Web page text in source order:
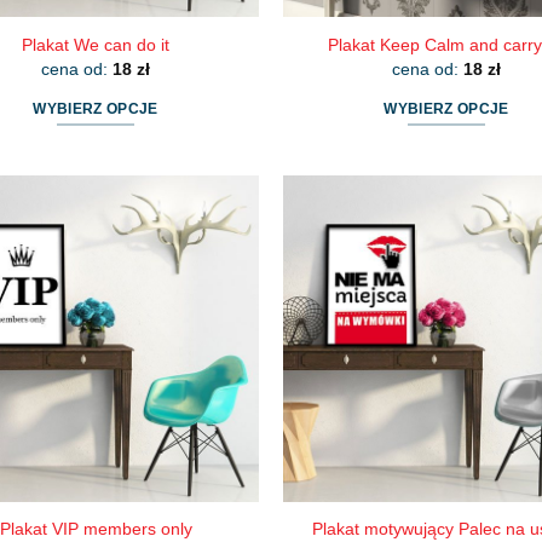
Plakat We can do it
cena od: 18 zł
WYBIERZ OPCJE
wiele
wariantów.
można
wybrać
stronie
produktu
Plakat Keep Calm and
cena od: 18 zł
WYBIERZ OPCJE
wiele
wariantów.
można
wybrać
stronie
produktu
Plakat VIP members only
Plakat motywujący Palec na